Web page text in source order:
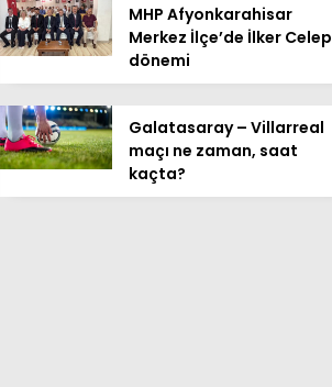
MHP Afyonkarahisar
Merkez İlçe’de İlker Celep
dönemi
Galatasaray – Villarreal
maçı ne zaman, saat
kaçta?